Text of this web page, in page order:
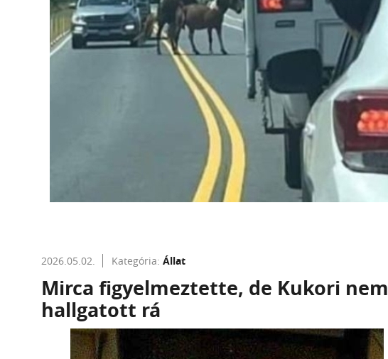
2026.05.02. Kategória: Állat
Mirca figyelmeztette, de Kukori nem
hallgatott rá